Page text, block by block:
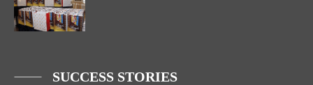
SUCCESS STORIES